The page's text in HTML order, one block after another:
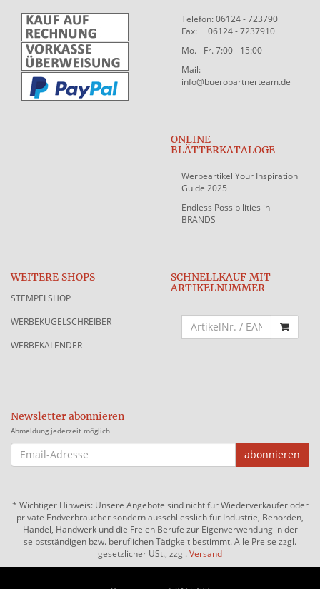
Telefon: 06124 - 723790
Fax: 06124 - 7237910
Mo. - Fr. 7:00 - 15:00
Mail:
info@bueropartnerteam.de
ONLINE
BLÄTTERKATALOGE
Werbeartikel Your Inspiration
Guide 2025
Endless Possibilities in
BRANDS
WEITERE SHOPS
STEMPELSHOP
WERBEKUGELSCHREIBER
WERBEKALENDER
SCHNELLKAUF MIT
ARTIKELNUMMER
Newsletter abonnieren
Abmeldung jederzeit möglich
EMAIL-
ADRESSE
abonnieren
* Wichtiger Hinweis: Unsere Angebote sind nicht für Wiederverkäufer oder
private Endverbraucher sondern ausschliesslich für Industrie, Behörden,
Handel, Handwerk und die Freien Berufe zur Eigenverwendung in der
selbstständigen bzw. beruflichen Tätigkeit bestimmt. Alle Preise zzgl.
gesetzlicher USt., zzgl.Versand